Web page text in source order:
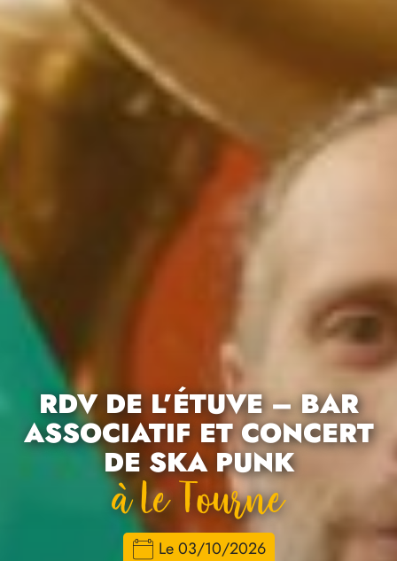
RDV DE L’ÉTUVE – BAR
ASSOCIATIF ET CONCERT
DE SKA PUNK
À Le Tourne
Le 03/10/2026